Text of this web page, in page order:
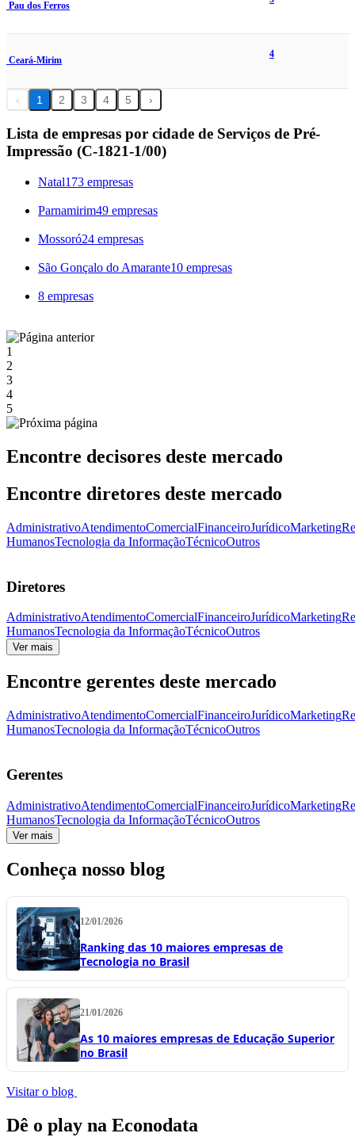
Pau dos Ferros
Ceará-Mirim
4
‹ 1 2 3 4 5 ›
Lista de empresas por cidade de Serviços de Pré-
Impressão (C-1821-1/00)
Natal173 empresas
Parnamirim49 empresas
Mossoró24 empresas
São Gonçalo do Amarante10 empresas
8 empresas
1
2
3
4
5
Encontre decisores deste mercado
Encontre diretores deste mercado
AdministrativoAtendimentoComercialFinanceiroJurídicoMarketing
HumanosTecnologia da InformaçãoTécnicoOutros
Diretores
AdministrativoAtendimentoComercialFinanceiroJurídicoMarketing
HumanosTecnologia da InformaçãoTécnicoOutros
Ver mais
Encontre gerentes deste mercado
AdministrativoAtendimentoComercialFinanceiroJurídicoMarketing
HumanosTecnologia da InformaçãoTécnicoOutros
Gerentes
AdministrativoAtendimentoComercialFinanceiroJurídicoMarketing
HumanosTecnologia da InformaçãoTécnicoOutros
Ver mais
Conheça nosso blog
12/01/2026
Ranking das 10 maiores empresas de
Tecnologia no Brasil
21/01/2026
As 10 maiores empresas de Educação Superior
no Brasil
Visitar o blog
Dê o play na Econodata